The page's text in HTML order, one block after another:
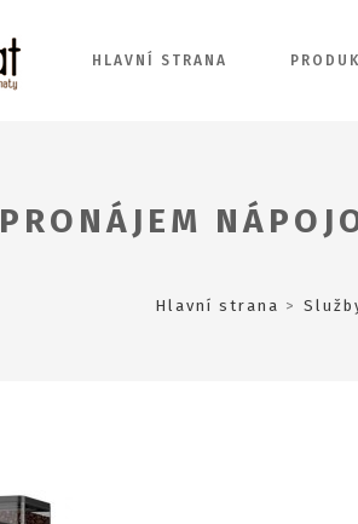
HLAVNÍ STRANA
PRONÁJEM
Hlavní strana